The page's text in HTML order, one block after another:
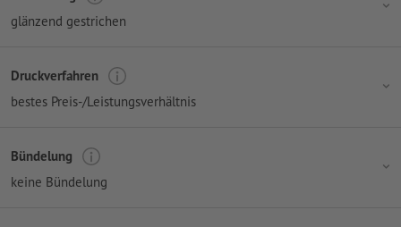
glänzend gestrichen
Druckverfahren
bestes Preis-/Leistungsverhältnis
Bündelung
keine Bündelung